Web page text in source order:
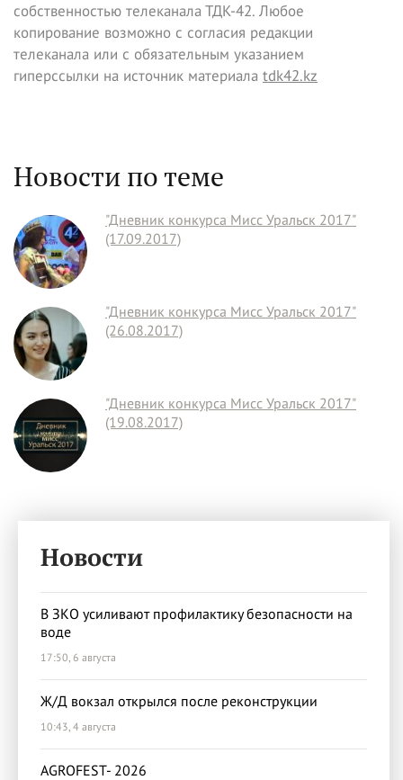
собственностью телеканала ТДК-42. Любое
копирование возможно с согласия редакции
телеканала или с обязательным указанием
гиперссылки на источник материала tdk42.kz
Новости по теме
"Дневник конкурса Мисс Уральск 2017"
(17.09.2017)
"Дневник конкурса Мисс Уральск 2017"
(26.08.2017)
"Дневник конкурса Мисс Уральск 2017"
(19.08.2017)
Новости
В ЗКО усиливают профилактику безопасности на
воде
17:50, 6 августа
Ж/Д вокзал открылся после реконструкции
10:43, 4 августа
AGROFEST- 2026